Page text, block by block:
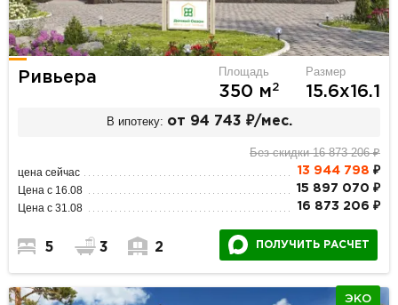
Ривьера Площадь
350 м2
Размер
15.6х16.1
В ипотеку: от 94 743 ₽/мес.
Без скидки 16 873 206 ₽
цена сейчас 13 944 798 ₽
Цена с 16.08 15 897 070 ₽
Цена с 31.08 16 873 206 ₽
5 3 2 ПОЛУЧИТЬ РАСЧЕТ
ЭКО